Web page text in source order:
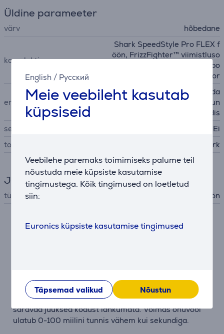
English / Русский
Meie veebileht kasutab
küpsiseid
Veebilehe paremaks toimimiseks palume teil
nõustuda meie küpsiste kasutamise
tingimustega. Kõik tingimused on loetletud
siin:
Euronics küpsiste kasutamise tingimused
Täpsemad valikud Nõustun
Üldine parameeter
värv hõbedane
komplektis
Shark SpeedStyle Pro FLEX f
öön, FrizzFighter™ viimistluso
tsik, QuickSmooth hari, turbo
otsik, DefrizzFast difuusor
eriomadused
peanaha kaitserežiim, mõõda
b temperatuuri 1000 x sekun
dis
seinale kinnitatav
Ei
tootja
Shark
Juuksehooldus
tüüp föön
Kirjeldus
Kompaktse disainiga fööniga saad saavutada
salongikvaliteediga föönisoenguid, kaunid lokid ja
säravad juuksed kodust lahkumata. Võimas õhuvool
ulatub 0-100 miilini tunnis vähem kui sekundiga.